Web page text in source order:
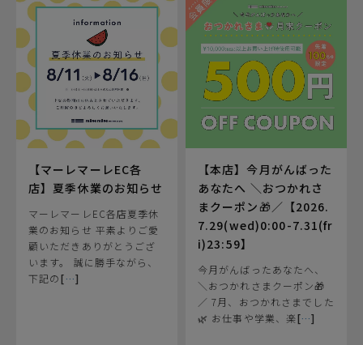
【マーレマーレEC各
店】夏季休業のお知らせ
マーレマーレEC各店夏季休
業のお知らせ 平素よりご愛
顧いただきありがとうござ
います。 誠に勝手ながら、
下記の[…]
【本店】今月がんばった
あなたへ ＼おつかれさ
まクーポン🎁／【2026.
7.29(wed)0:00-7.31(fr
i)23:59】
今月がんばったあなたへ、
＼おつかれさまクーポン🎁
／ 7月、おつかれさまでした
🌿 お仕事や学業、楽[…]